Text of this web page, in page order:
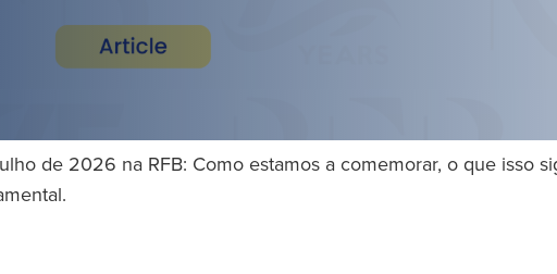
de 2026 na RFB: Como estamos a comemorar, o que isso